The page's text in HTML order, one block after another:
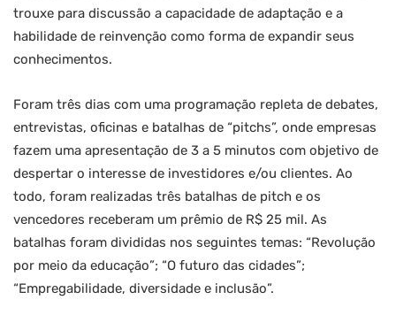
trouxe para discussão a capacidade de adaptação e a
habilidade de reinvenção como forma de expandir seus
conhecimentos.
Foram três dias com uma programação repleta de debates,
entrevistas, oficinas e batalhas de “pitchs”, onde empresas
fazem uma apresentação de 3 a 5 minutos com objetivo de
despertar o interesse de investidores e/ou clientes. Ao
todo, foram realizadas três batalhas de pitch e os
vencedores receberam um prêmio de R$ 25 mil. As
batalhas foram divididas nos seguintes temas: “Revolução
por meio da educação”; “O futuro das cidades”;
“Empregabilidade, diversidade e inclusão”.